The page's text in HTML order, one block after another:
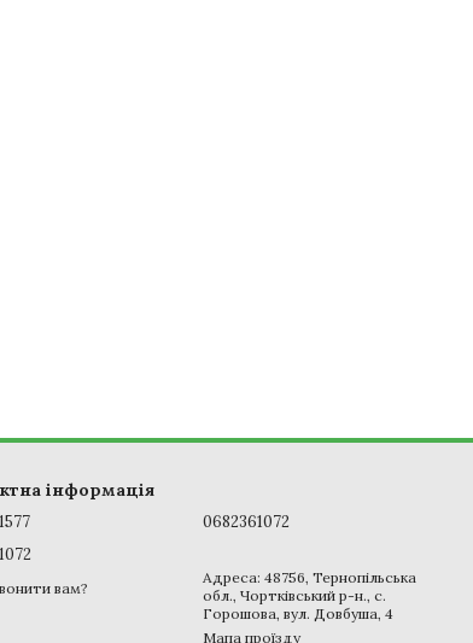
інформація
вам?
0682361072
Адреса: 48756, Тернопільська
обл., Чортківський р-н., с.
Горошова, вул. Довбуша, 4
Мапа проїзду